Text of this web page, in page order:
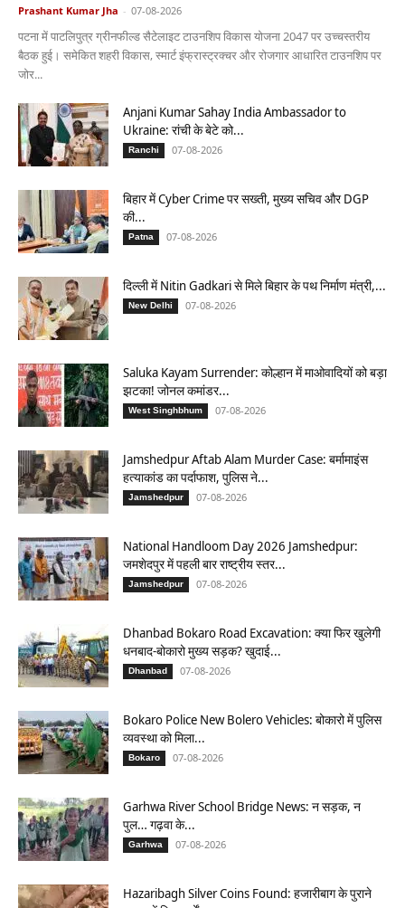
Prashant Kumar Jha - 07-08-2026
पटना में पाटलिपुत्र ग्रीनफील्ड सैटेलाइट टाउनशिप विकास योजना 2047 पर उच्चस्तरीय
बैठक हुई। समेकित शहरी विकास, स्मार्ट इंफ्रास्ट्रक्चर और रोजगार आधारित टाउनशिप पर
जोर...
Anjani Kumar Sahay India Ambassador to
Ukraine: रांची के बेटे को...
Ranchi 07-08-2026
बिहार में Cyber Crime पर सख्ती, मुख्य सचिव और DGP
की...
Patna 07-08-2026
दिल्ली में Nitin Gadkari से मिले बिहार के पथ निर्माण मंत्री,...
New Delhi 07-08-2026
Saluka Kayam Surrender: कोल्हान में माओवादियों को बड़ा
झटका! जोनल कमांडर...
West Singhbhum 07-08-2026
Jamshedpur Aftab Alam Murder Case: बर्मामाइंस
हत्याकांड का पर्दाफाश, पुलिस ने...
Jamshedpur 07-08-2026
National Handloom Day 2026 Jamshedpur:
जमशेदपुर में पहली बार राष्ट्रीय स्तर...
Jamshedpur 07-08-2026
Dhanbad Bokaro Road Excavation: क्या फिर खुलेगी
धनबाद-बोकारो मुख्य सड़क? खुदाई...
Dhanbad 07-08-2026
Bokaro Police New Bolero Vehicles: बोकारो में पुलिस
व्यवस्था को मिला...
Bokaro 07-08-2026
Garhwa River School Bridge News: न सड़क, न
पुल… गढ़वा के...
Garhwa 07-08-2026
Hazaribagh Silver Coins Found: हजारीबाग के पुराने